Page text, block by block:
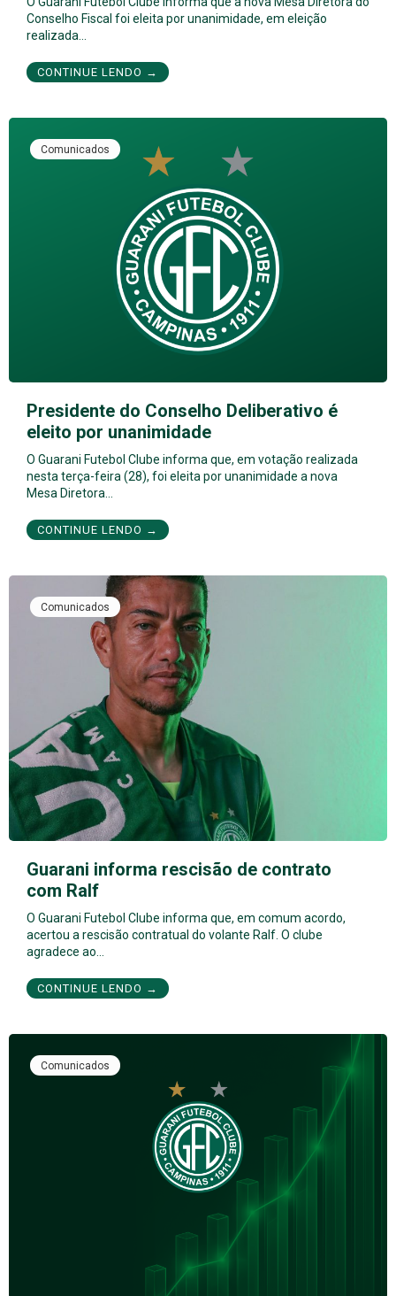
Conselho Fiscal foi eleita por unanimidade, em eleição
realizada…
CONTINUE LENDO →
Comunicados
Presidente do Conselho Deliberativo é
eleito por unanimidade
O Guarani Futebol Clube informa que, em votação realizada
nesta terça-feira (28), foi eleita por unanimidade a nova
Mesa Diretora…
CONTINUE LENDO →
Comunicados
Guarani informa rescisão de contrato
com Ralf
O Guarani Futebol Clube informa que, em comum acordo,
acertou a rescisão contratual do volante Ralf. O clube
agradece ao…
CONTINUE LENDO →
Comunicados